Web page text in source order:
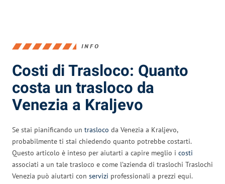
INFO
Costi di Trasloco: Quanto
costa un trasloco da
Venezia a Kraljevo
Se stai pianificando un trasloco da Venezia a Kraljevo,
probabilmente ti stai chiedendo quanto potrebbe costarti.
Questo articolo è inteso per aiutarti a capire meglio i costi
associati a un tale trasloco e come l’azienda di traslochi Traslochi
Venezia può aiutarti con servizi professionali a prezzi equi.